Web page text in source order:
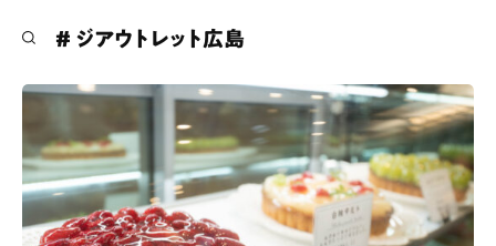
# カフェ # ランチ # スイーツ
# ファミリーにおすすめ # 女子旅におすすめ
# 中区 # テイクアウト # パン # コーヒー
# ジアウトレット広島